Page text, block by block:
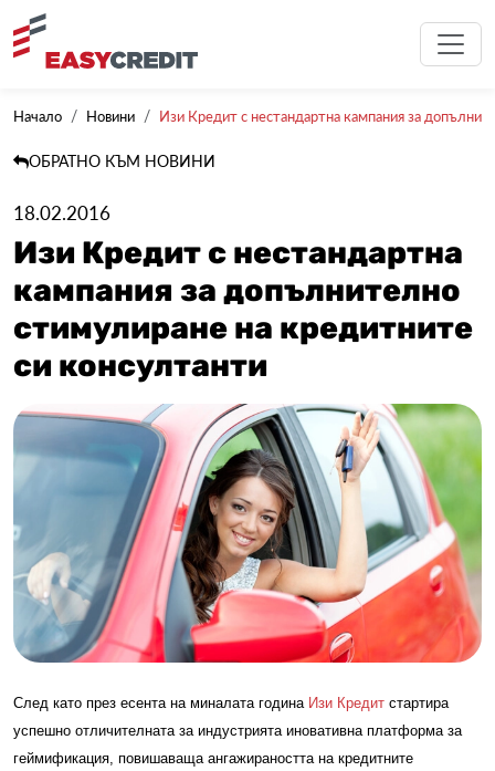
Начало Новини Изи Кредит с нестандартна кампания за
ОБРАТНО КЪМ НОВИНИ
18.02.2016
Изи Кредит с нестандартна
кампания за допълнително
стимулиране на кредитните
си консултанти
След като през есента на миналата година Изи Кредит стартира
успешно отличителната за индустрията иновативна платформа за
геймификация, повишаваща ангажираността на кредитните